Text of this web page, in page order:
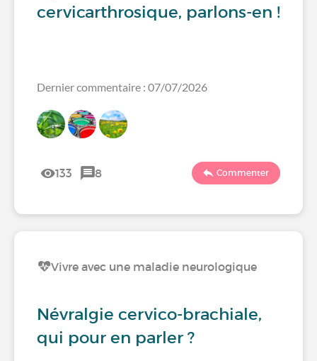
cervicarthrosique, parlons-en !
Dernier commentaire : 07/07/2026
133 8 Commenter
Vivre avec une maladie neurologique
Névralgie cervico-brachiale,
qui pour en parler ?